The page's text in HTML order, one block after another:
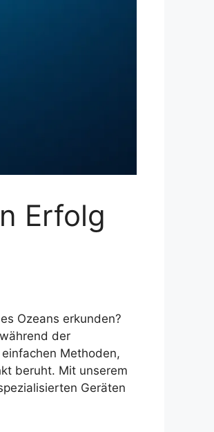
Erfolg
Ozeans erkunden?
der
Methoden,
beruht. Mit unserem
Geräten